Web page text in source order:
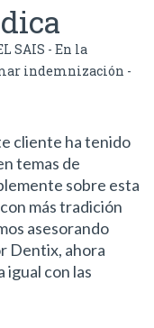
SAIS - En la
indemnización -
cliente ha tenido
temas de
sobre esta
más tradición
asesorando
Dentix, ahora
igual con las